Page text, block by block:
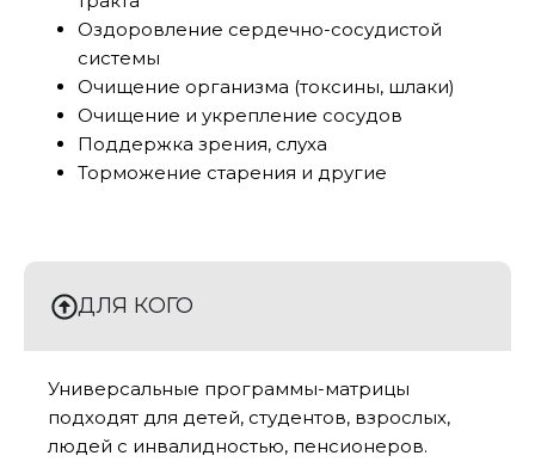
Оздоровление сердечно-сосудистой
системы
Очищение организма (токсины, шлаки)
Очищение и укрепление сосудов
Поддержка зрения, слуха
Торможение старения и другие
ДЛЯ КОГО
Универсальные программы-матрицы
подходят для детей, студентов, взрослых,
людей с инвалидностью, пенсионеров.